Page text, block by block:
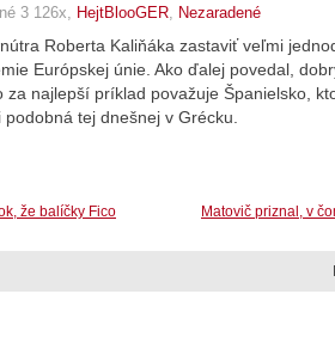
3 126x, HejtBlooGER Nezaradené
Roberta Kaliňáka zastaviť veľmi
Európskej únie. Ako ďalej povedal,
za najlepší príklad považuje Španielsko,
tej dnešnej v Grécku.
Matovič priznal, v
že balíčky Fico